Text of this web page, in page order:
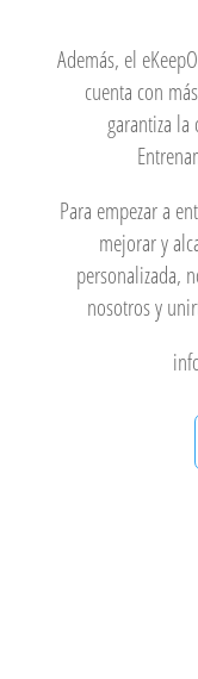
Además, el
cuenta con
garantiza
Para empezar a
mejorar y
personalizada,
nosotros y